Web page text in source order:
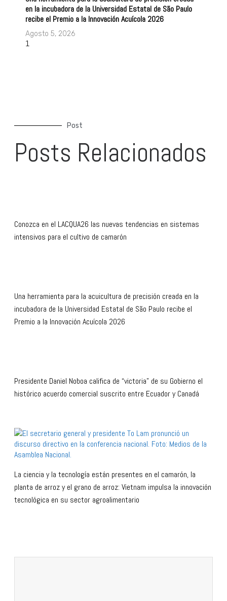
en la incubadora de la Universidad Estatal de São Paulo
recibe el Premio a la Innovación Acuícola 2026
Agosto 5, 2026
Post
Posts Relacionados
Conozca en el LACQUA26 las nuevas tendencias en sistemas
intensivos para el cultivo de camarón
Una herramienta para la acuicultura de precisión creada en la
incubadora de la Universidad Estatal de São Paulo recibe el
Premio a la Innovación Acuícola 2026
Presidente Daniel Noboa califica de “victoria” de su Gobierno el
histórico acuerdo comercial suscrito entre Ecuador y Canadá
La ciencia y la tecnología están presentes en el camarón, la
planta de arroz y el grano de arroz: Vietnam impulsa la innovación
tecnológica en su sector agroalimentario